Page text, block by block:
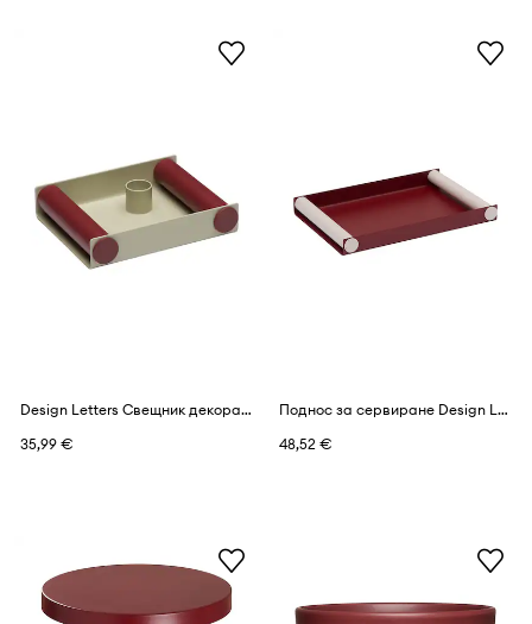
Design Letters Свещник декоративен от прахово боядисана стомана 15 x 12 x 3,2 cm
35,99 €
Поднос за сервиране Design Letters Ray M/30 x 25,5 x 3,2 cm
48,52 €